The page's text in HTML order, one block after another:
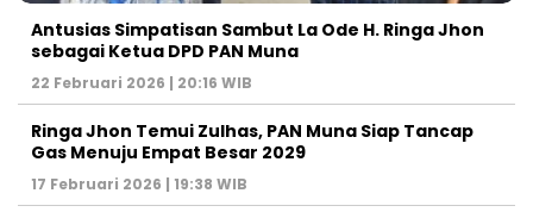
Antusias Simpatisan Sambut La Ode H. Ringa Jhon
sebagai Ketua DPD PAN Muna
22 Februari 2026 | 20:16 WIB
Ringa Jhon Temui Zulhas, PAN Muna Siap Tancap
Gas Menuju Empat Besar 2029
17 Februari 2026 | 19:38 WIB